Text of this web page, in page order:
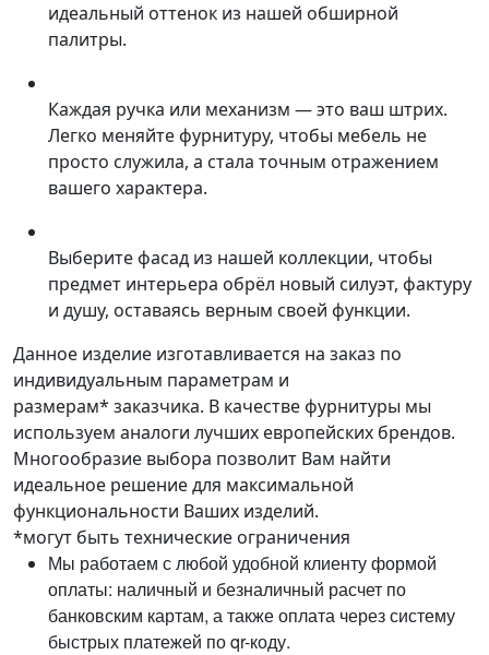
идеальный оттенок из нашей обширной
палитры.
Каждая ручка или механизм — это ваш штрих.
Легко меняйте фурнитуру, чтобы мебель не
просто служила, а стала точным отражением
вашего характера.
Выберите фасад из нашей коллекции, чтобы
предмет интерьера обрёл новый силуэт, фактуру
и душу, оставаясь верным своей функции.
Данное изделие изготавливается на заказ по
индивидуальным параметрам и
размерам* заказчика. В качестве фурнитуры мы
используем аналоги лучших европейских брендов.
Многообразие выбора позволит Вам найти
идеальное решение для максимальной
функциональности Ваших изделий.
*могут быть технические ограничения
Мы работаем с любой удобной клиенту формой
оплаты: наличный и безналичный расчет по
банковским картам, а также оплата через систему
быстрых платежей по qr-коду.